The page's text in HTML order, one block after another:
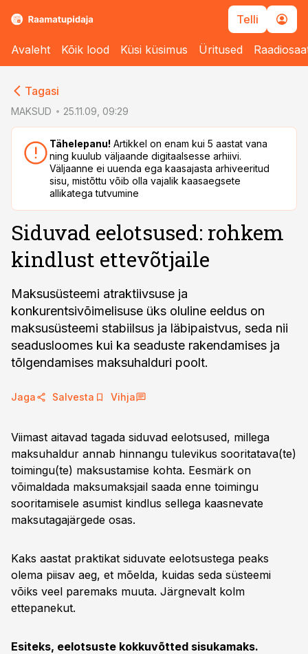
Telli
Avaleht Kõik lood Küsi küsimus Üritused
Tagasi
MAKSUD 25.11.09, 09:29
Tähelepanu! Artikkel on enam kui 5 aastat vana
ning kuulub väljaande digitaalsesse arhiivi.
Väljaanne ei uuenda ega kaasajasta arhiveeritud
sisu, mistõttu võib olla vajalik kaasaegsete
allikatega tutvumine
Siduvad eelotsused: rohkem
kindlust ettevõtjaile
Maksusüsteemi atraktiivsuse ja
konkurentsivõimelisuse üks oluline eeldus on
maksusüsteemi stabiilsus ja läbipaistvus, seda nii
seadusloomes kui ka seaduste rakendamises ja
tõlgendamises maksuhalduri poolt.
Jaga Salvesta Vihja
Viimast aitavad tagada siduvad eelotsused, millega
maksuhaldur annab hinnangu tulevikus sooritatava(te)
toimingu(te) maksustamise kohta. Eesmärk on
võimaldada maksumaksjail saada enne toimingu
sooritamisele asumist kindlus sellega kaasnevate
maksutagajärgede osas.
Kaks aastat praktikat siduvate eelotsustega peaks
olema piisav aeg, et mõelda, kuidas seda süsteemi
võiks veel paremaks muuta. Järgnevalt kolm
ettepanekut.
Esiteks, eelotsuste kokkuvõtted sisukamaks.